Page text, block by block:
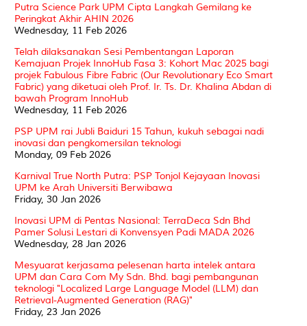
Putra Science Park UPM Cipta Langkah Gemilang ke
Peringkat Akhir AHIN 2026
Wednesday, 11 Feb 2026
Telah dilaksanakan Sesi Pembentangan Laporan
Kemajuan Projek InnoHub Fasa 3: Kohort Mac 2025 bagi
projek Fabulous Fibre Fabric (Our Revolutionary Eco Smart
Fabric) yang diketuai oleh Prof. Ir. Ts. Dr. Khalina Abdan di
bawah Program InnoHub
Wednesday, 11 Feb 2026
PSP UPM rai Jubli Baiduri 15 Tahun, kukuh sebagai nadi
inovasi dan pengkomersilan teknologi
Monday, 09 Feb 2026
Karnival True North Putra: PSP Tonjol Kejayaan Inovasi
UPM ke Arah Universiti Berwibawa
Friday, 30 Jan 2026
Inovasi UPM di Pentas Nasional: TerraDeca Sdn Bhd
Pamer Solusi Lestari di Konvensyen Padi MADA 2026
Wednesday, 28 Jan 2026
Mesyuarat kerjasama pelesenan harta intelek antara
UPM dan Cara Com My Sdn. Bhd. bagi pembangunan
teknologi "Localized Large Language Model (LLM) dan
Retrieval-Augmented Generation (RAG)"
Friday, 23 Jan 2026